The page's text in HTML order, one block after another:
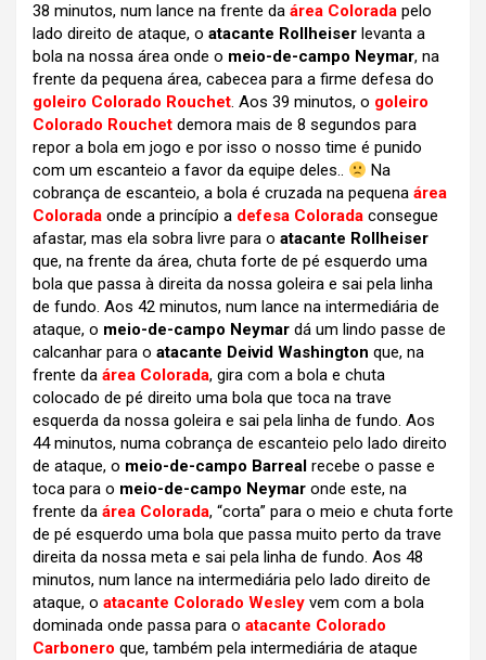
38 minutos, num lance na frente da área Colorada pelo
lado direito de ataque, o atacante Rollheiser levanta a
bola na nossa área onde o meio-de-campo Neymar, na
frente da pequena área, cabecea para a firme defesa do
goleiro Colorado Rouchet. Aos 39 minutos, o goleiro
Colorado Rouchet demora mais de 8 segundos para
repor a bola em jogo e por isso o nosso time é punido
com um escanteio a favor da equipe deles..
Na
cobrança de escanteio, a bola é cruzada na pequena área
Colorada onde a princípio a defesa Colorada consegue
afastar, mas ela sobra livre para o atacante Rollheiser
que, na frente da área, chuta forte de pé esquerdo uma
bola que passa à direita da nossa goleira e sai pela linha
de fundo. Aos 42 minutos, num lance na intermediária de
ataque, o meio-de-campo Neymar dá um lindo passe de
calcanhar para o atacante Deivid Washington que, na
frente da área Colorada, gira com a bola e chuta
colocado de pé direito uma bola que toca na trave
esquerda da nossa goleira e sai pela linha de fundo. Aos
44 minutos, numa cobrança de escanteio pelo lado direito
de ataque, o meio-de-campo Barreal recebe o passe e
toca para o meio-de-campo Neymar onde este, na
frente da área Colorada, “corta” para o meio e chuta forte
de pé esquerdo uma bola que passa muito perto da trave
direita da nossa meta e sai pela linha de fundo. Aos 48
minutos, num lance na intermediária pelo lado direito de
ataque, o atacante Colorado Wesley vem com a bola
dominada onde passa para o atacante Colorado
Carbonero que, também pela intermediária de ataque